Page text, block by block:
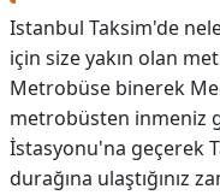
Istanbul Taksim'de
için size yakın olan
Metrobüse binerek
metrobüsten inmeniz
İstasyonu'na geçerek
durağına ulaştığınız